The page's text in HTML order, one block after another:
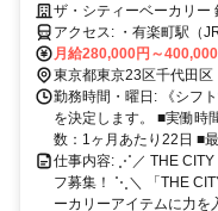
料｜駅チカ
ザ・シティーベーカリー
アクセス: ・有楽町駅（JR・東京メトロ有楽町線）徒歩約2分 ・銀座
一丁目駅（有楽町線）徒
都営三田線）徒歩約4分
月給280,000円～
東京都東京23区千代田区
勤務時間・曜日: 《シフ
を決定します。 ■実働時
数：1ヶ月あたり22日 ■
仕事内容: ⋰／ THE CITY
フ募集！ ⋱＼ 「THE
ーカリーアイテムに力を